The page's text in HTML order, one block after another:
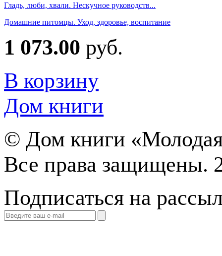
Гладь, люби, хвали. Нескучное руководств...
Домашние питомцы. Уход, здоровье, воспитание
1 073.00 руб.
В корзину
Дом книги
© Дом книги
Все права защищены.
Подписаться на